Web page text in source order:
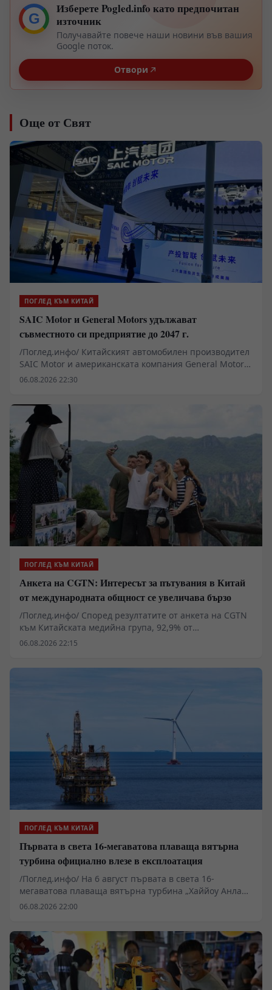
G
Изберете Pogled.info като предпочитан
източник
Получавайте повече наши новини във вашия
Google поток.
Отвори
Още от Свят
ПОГЛЕД КЪМ КИТАЙ
SAIC Motor и General Motors удължават
съвместното си предприятие до 2047 г.
/Поглед.инфо/ Китайският автомобилен производител
SAIC Motor и американската компания General Motors
(GM) подписаха споразумение за удължаване на
06.08.2026 22:30
ПОГЛЕД КЪМ КИТАЙ
Анкета на CGTN: Интересът за пътувания в Китай
от международната общност се увеличава бързо
/Поглед.инфо/ Според резултатите от анкета на CGTN
към Китайската медийна група, 92,9% от
анкетираните смятат, че популярността на темата
06.08.2026 22:15
ПОГЛЕД КЪМ КИТАЙ
Първата в света 16-мегаватова плаваща вятърна
турбина официално влезе в експлоатация
/Поглед.инфо/ На 6 август първата в света 16-
мегаватова плаваща вятърна турбина „Хаййоу Анлан“
беше включена към електропреносната мрежа на
06.08.2026 22:00